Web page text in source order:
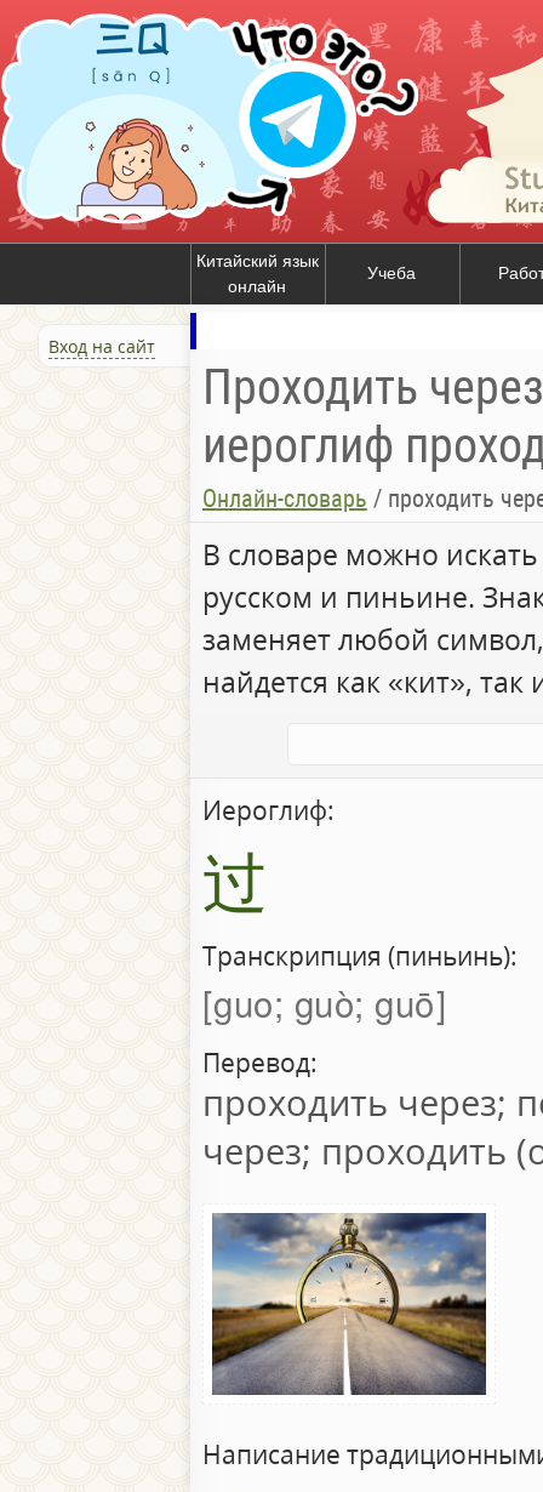
Китайский язык
онлайн
Учеба
Вход на сайт
Проходить
иероглиф
Онлайн-словарь / проходить через;
В словаре можно
русском и пиньине.
заменяет любой
найдется как «кит», так
Иероглиф:
过
Транскрипция (пиньинь):
guo; guò; guō
Перевод:
проходить через;
через; проходить
Написание